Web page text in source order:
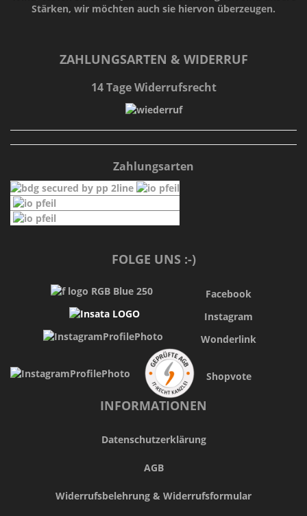
Stärken, wir möchten auch sie hiervon überzeugen.
ZAHLUNGSARTEN & WIDERRUF
14 Tage Widerrufsrecht
Zahlungsarten
FOLGE UNS :-)
Facebook
Instagram
Wonderlink
Shopvote
INFORMATIONEN
Datenschutzerklärung
AGB
Widerrufsbelehrung & Widerrufsformular